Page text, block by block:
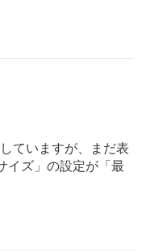
していますが、まだ表
イズ」の設定が「最